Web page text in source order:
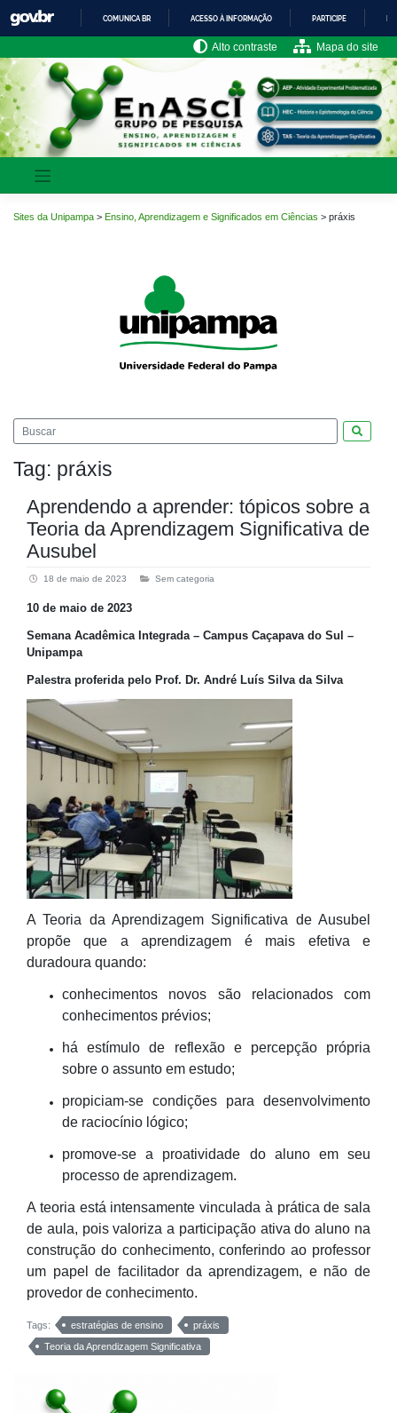
para
o
conteúdo
IR
PARA
O
COMUNICA BR ACESSO À INFORMAÇÃO PARTICIPE
Alto contraste Mapa do site
Sites da Unipampa > Ensino, Aprendizagem e Significados em Ciências > práxis
Tag: práxis
Aprendendo a aprender: tópicos sobre a
Teoria da Aprendizagem Significativa de
Ausubel
18 de maio de 2023 Sem categoria
10 de maio de 2023
Semana Acadêmica Integrada – Campus Caçapava do Sul –
Unipampa
Palestra proferida pelo Prof. Dr. André Luís Silva da Silva
ATeoria daAprendizagem Significativa de Ausubel
propõe que a aprendizagem é mais efetiva e
duradoura quando:
conhecimentos novos são relacionados com
conhecimentos prévios;
há estímulo de reflexão e percepção própria
sobre o assunto em estudo;
propiciam-se condições para desenvolvimento
de raciocínio lógico;
promove-se a proatividade do aluno em seu
processo de aprendizagem.
A teoria está intensamente vinculada à prática de sala
de aula, pois valoriza a participação ativa do aluno na
construção do conhecimento, conferindo ao professor
um papel de facilitador da aprendizagem, e não de
provedor de conhecimento.
Tags: estratégias de ensino
práxis
Teoria da Aprendizagem Significativa